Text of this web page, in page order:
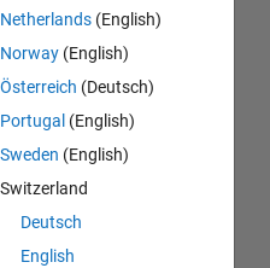
Netherlands(English)
Norway(English)
Österreich (Deutsch)
Portugal (English)
Sweden (English)
Switzerland
Deutsch
English